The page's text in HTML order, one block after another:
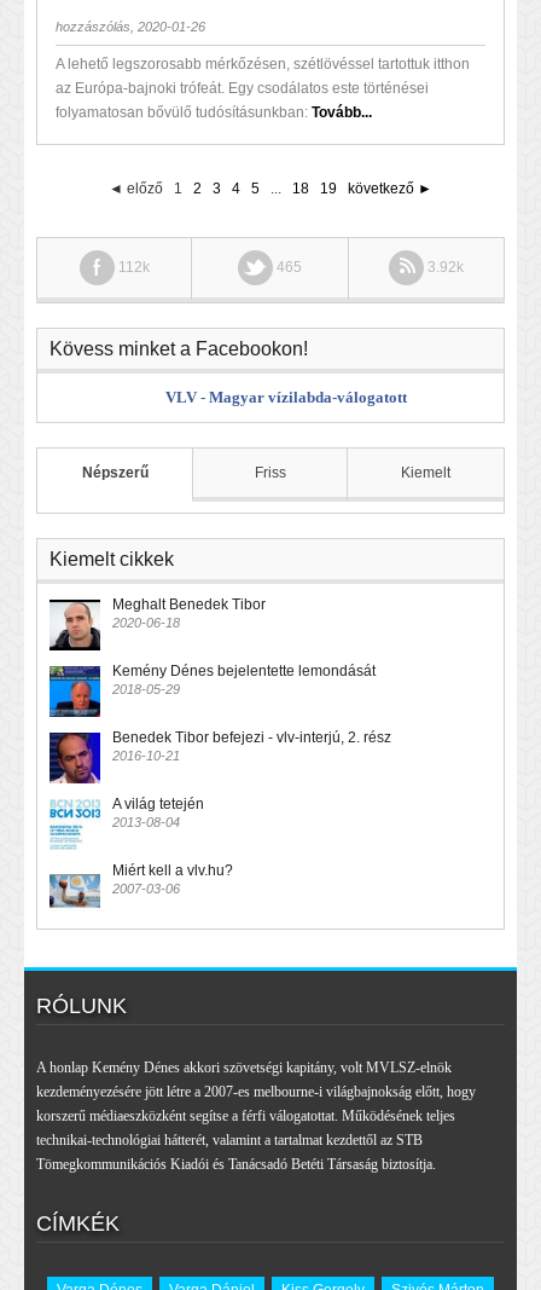
hozzászólás, 2020-01-26
A lehető legszorosabb mérkőzésen, szétlövéssel tartottuk itthon
az Európa-bajnoki trófeát. Egy csodálatos este történései
folyamatosan bővülő tudósításunkban: Tovább...
◄ előző 1 2 3 4 5 ... 18 19 következő ►
112k 465 3.92k
Kövess minket a Facebookon!
VLV - Magyar vízilabda-válogatott
Népszerű Friss Kiemelt
Kiemelt cikkek
Meghalt Benedek Tibor
2020-06-18
Kemény Dénes bejelentette lemondását
2018-05-29
Benedek Tibor befejezi - vlv-interjú, 2. rész
2016-10-21
A világ tetején
2013-08-04
Miért kell a vlv.hu?
2007-03-06
RÓLUNK
A honlap Kemény Dénes akkori szövetségi kapitány, volt MVLSZ-elnök
kezdeményezésére jött létre a 2007-es melbourne-i világbajnokság előtt, hogy
korszerű médiaeszközként segítse a férfi válogatottat. Működésének teljes
technikai-technológiai hátterét, valamint a tartalmat kezdettől az STB
Tömegkommunikációs Kiadói és Tanácsadó Betéti Társaság biztosítja.
CÍMKÉK